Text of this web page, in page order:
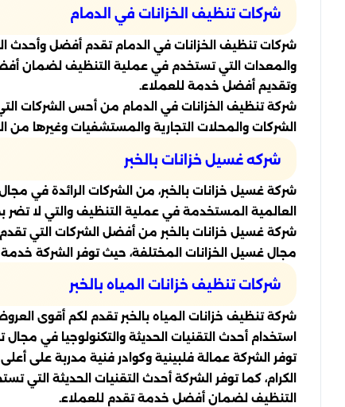
شركات تنظيف الخزانات في الدمام
شركات تنظيف الخزانات في الدمام تقدم أفضل وأحدث
والمعدات التي تستخدم في عملية التنظيف لضمان
وتقديم أفضل خدمة للعملاء.
شركة تنظيف الخزانات في الدمام من أحس الشركات
الشركات والمحلات التجارية والمستشفيات وغيرها
شركه غسيل خزانات بالخبر
شركة غسيل خزانات بالخبر، من الشركات الرائدة في
العالمية المستخدمة في عملية التنظيف والتي لا
شركة غسيل خزانات بالخبر من أفضل الشركات التي
مجال غسيل الخزانات المختلفة، حيث توفر الشركة
شركات تنظيف خزانات المياه بالخبر
شركة تنظيف خزانات المياه بالخبر تقدم لكم أقوى
استخدام أحدث التقنيات الحديثة والتكنولوجيا في
توفر الشركة عمالة فلبينية وكوادر فنية مدربة على
الكرام، كما توفر الشركة أحدث التقنيات الحديثة
التنظيف لضمان أفضل خدمة تقدم للعملاء.